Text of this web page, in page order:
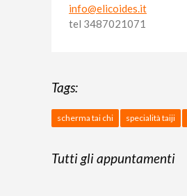
info@elicoides.it
tel 3487021071
Tags:
scherma tai chi specialità taiji
Tutti gli appuntamenti